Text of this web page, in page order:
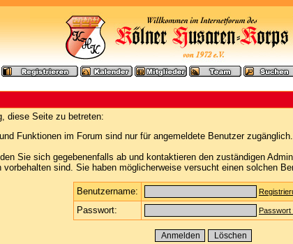
diese Seite zu betreten:
Funktionen im Forum sind nur für angemeldete Benutzer
Sie sich gegebenenfalls ab und kontaktieren den zuständigen
sind. Sie haben möglicherweise versucht einen solchen
Benutzername:
Passwort: Passwort